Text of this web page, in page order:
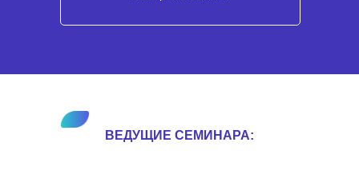
ВЕДУЩИЕ СЕМИНАРА: